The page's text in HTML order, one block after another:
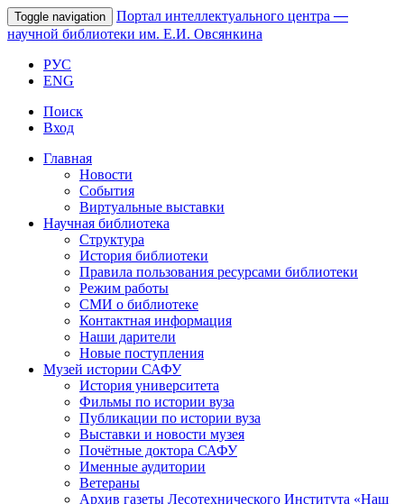
Toggle navigation Портал интеллектуального центра —
научной библиотеки им. Е.И. Овсянкина
РУС
ENG
Поиск
Вход
Главная
Новости
События
Виртуальные выставки
Научная библиотека
Структура
История библиотеки
Правила пользования ресурсами библиотеки
Режим работы
СМИ о библиотеке
Контактная информация
Наши дарители
Новые поступления
Музей истории САФУ
История университета
Фильмы по истории вуза
Публикации по истории вуза
Выставки и новости музея
Почётные доктора САФУ
Именные аудитории
Ветераны
Архив газеты Лесотехнического Института «Наш